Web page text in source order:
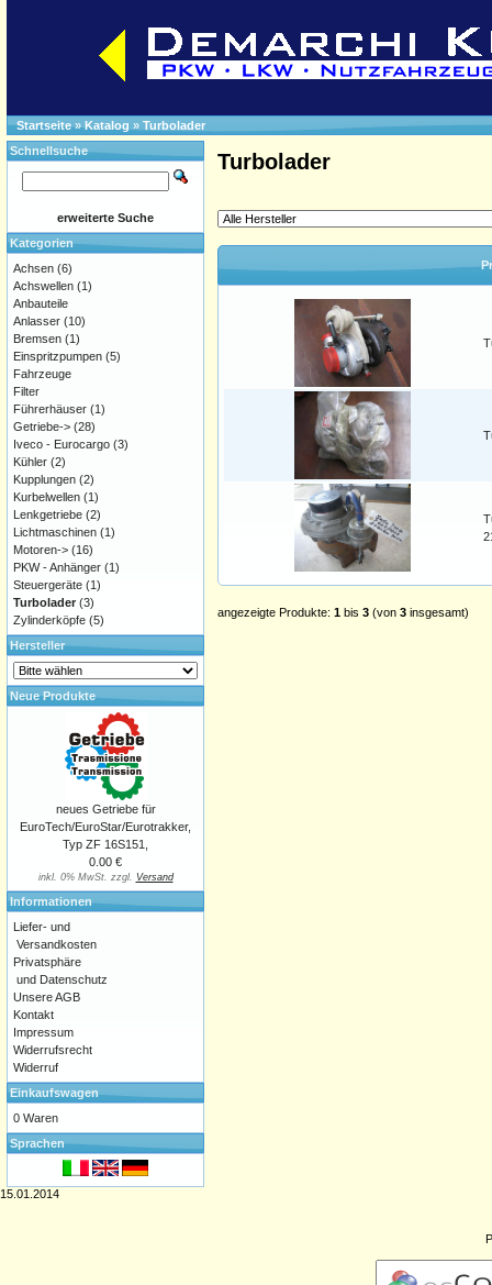
Startseite»Katalog » Turbolader
Turbolader
angezeigte Produkte: 1 bis 3 (von 3 insgesamt)
Schnellsuche
erweiterte Suche
Kategorien
Achsen (6)
Achswellen (1)
Anbauteile
Anlasser (10)
Bremsen (1)
Einspritzpumpen (5)
Fahrzeuge
Filter
Führerhäuser (1)
Getriebe-> (28)
Iveco - Eurocargo (3)
Kühler (2)
Kupplungen (2)
Kurbelwellen (1)
Lenkgetriebe (2)
Lichtmaschinen (1)
Motoren-> (16)
PKW - Anhänger (1)
Steuergeräte (1)
Turbolader (3)
Zylinderköpfe (5)
Hersteller
Neue Produkte
neues Getriebe für
EuroTech/EuroStar/Eurotrakker,
Typ ZF 16S151,
0.00 €
inkl. 0% MwSt. zzgl. Versand
Informationen
Liefer- und
Versandkosten
Privatsphäre
und Datenschutz
Unsere AGB
Kontakt
Impressum
Widerrufsrecht
Widerruf
Einkaufswagen
0 Waren
Sprachen
15.01.2014